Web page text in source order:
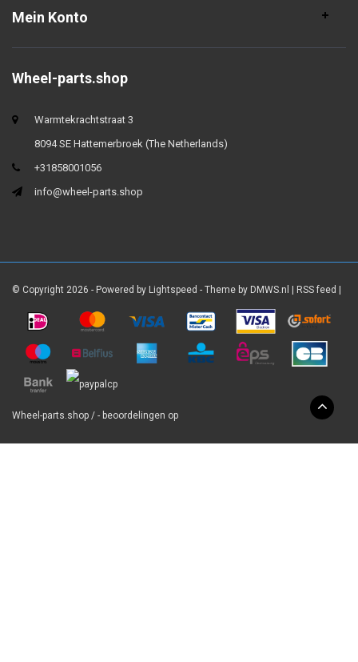
Mein Konto
Wheel-parts.shop
Warmtekrachtstraat 3
8094 SE Hattemerbroek (The Netherlands)
+31858001056
info@wheel-parts.shop
© Copyright 2026 - Powered by Lightspeed - Theme by DMWS.nl RSS feed
Wheel-parts.shop / - beoordelingen op